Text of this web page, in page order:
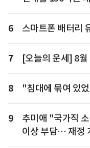
6 스마트폰 배터리
7 [오늘의 운세] 8
8 "침대에 묶여 있
9
추미애 "국가직
이상 부담… 재정